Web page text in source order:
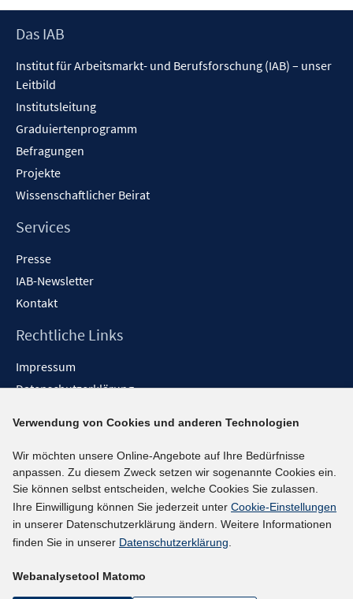
öffnen
Footer
Das IAB
Institut für Arbeitsmarkt- und Berufsforschung (IAB) – unser
Leitbild
Institutsleitung
Graduiertenprogramm
Befragungen
Projekte
Wissenschaftlicher Beirat
Services
Presse
IAB-Newsletter
Kontakt
Rechtliche Links
Impressum
Datenschutzerklärung
Barrieren melden
Social-Media-Kanäle
BlueSky
YouTube
LinkedIn
kununu
Verwendung von Cookies und anderen Technologien
Wir möchten unsere Online-Angebote auf Ihre Bedürfnisse
anpassen. Zu diesem Zweck setzen wir sogenannte Cookies ein.
Sie können selbst entscheiden, welche Cookies Sie zulassen.
Ihre Einwilligung können Sie jederzeit unter Cookie-Einstellungen
in unserer Datenschutzerklärung ändern. Weitere Informationen
finden Sie in unserer Datenschutzerklärung.
Webanalysetool Matomo